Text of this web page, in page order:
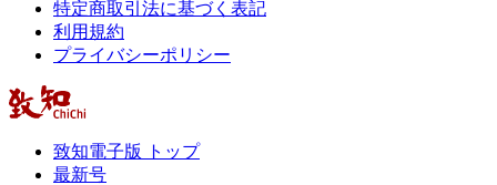
特定商取引法に基づく表記
利用規約
プライバシーポリシー
致知電子版 トップ
最新号